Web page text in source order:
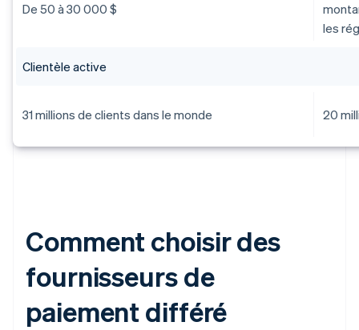
De 50 à 30 000 $
les
Clientèle active
31 millions de clients dans le monde 20
Comment choisir des
fournisseurs de
paiement différé